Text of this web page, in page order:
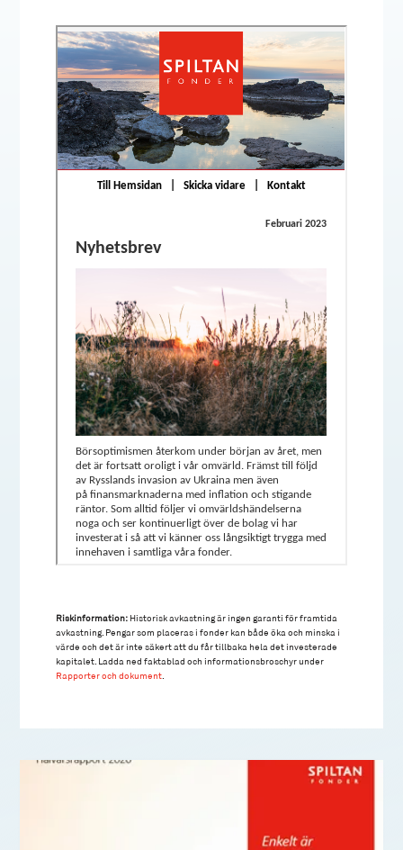
Riskinformation: Historisk avkastning är ingen garanti för framtida
avkastning. Pengar som placeras i fonder kan både öka och minska i
värde och det är inte säkert att du får tillbaka hela det investerade
kapitalet. Ladda ned faktablad och informationsbroschyr under
Rapporter och dokument